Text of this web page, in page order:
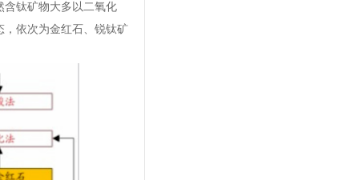
含钛矿物大多以二氧化
，依次为金红石、锐钛矿